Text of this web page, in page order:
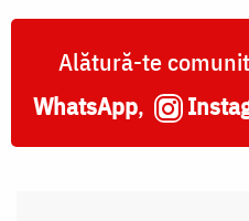
Alătură-te
WhatsApp,